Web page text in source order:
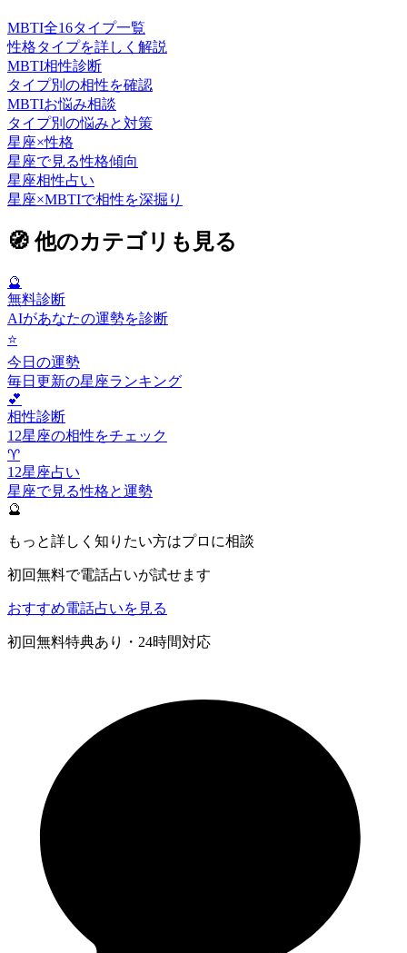
MBTI全16タイプ一覧
性格タイプを詳しく解説
MBTI相性診断
タイプ別の相性を確認
MBTIお悩み相談
タイプ別の悩みと対策
星座×性格
星座で見る性格傾向
星座相性占い
星座×MBTIで相性を深掘り
🧭他のカテゴリも見る
🔮
無料診断
AIがあなたの運勢を診断
⭐
今日の運勢
毎日更新の星座ランキング
💕
相性診断
12星座の相性をチェック
♈
12星座占い
星座で見る性格と運勢
🔮
もっと詳しく知りたい方はプロに相談
初回無料で電話占いが試せます
おすすめ電話占いを見る
初回無料特典あり・24時間対応